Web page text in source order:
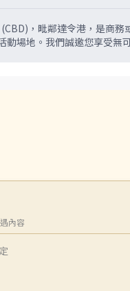
，毗鄰達令港，是商
動場地。我們誠邀您享受無
內容